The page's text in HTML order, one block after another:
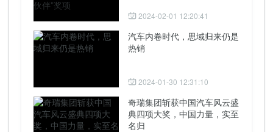
2024-02-01 12:20:41
汽车内卷时代，思域归来仍是
热销
2024-01-30 12:31:10
奇瑞集团斩获中国汽车风云盛
典四项大奖，中国力量，实至
名归